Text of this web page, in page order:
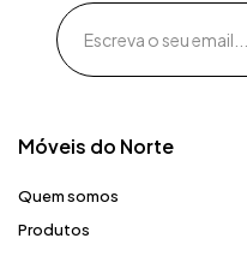
Móveis do Norte​
Quem somos
Produtos